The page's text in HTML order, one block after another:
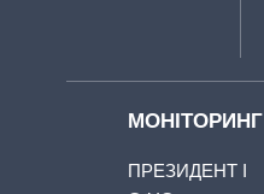
МОНІТОРИНГ
ПРЕЗИДЕНТ І